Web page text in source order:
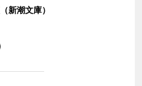
新潮文庫）